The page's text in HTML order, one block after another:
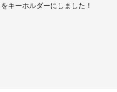
キーホルダーにしました！